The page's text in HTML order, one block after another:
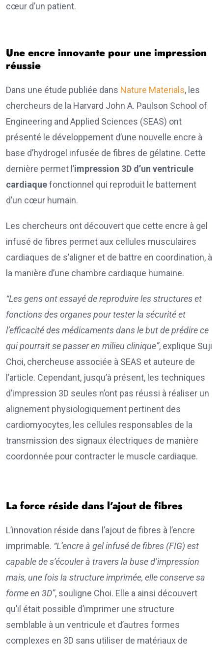
cœur d’un patient.
Une encre innovante pour une impression
réussie
Dans une étude publiée dans Nature Materials, les
chercheurs de la Harvard John A. Paulson School of
Engineering and Applied Sciences (SEAS) ont
présenté le développement d’une nouvelle encre à
base d’hydrogel infusée de fibres de gélatine. Cette
dernière permet l’impression 3D d’un ventricule
cardiaquefonctionnel qui reproduit le battement
d’un cœur humain.
Les chercheurs ont découvert que cette encre à gel
infusé de fibres permet aux cellules musculaires
cardiaques de s’aligner et de battre en coordination, à
la manière d’une chambre cardiaque humaine.
“Les gens ont essayé de reproduire les structures et
fonctions des organes pour tester la sécurité et
l’efficacité des médicaments dans le but de prédire ce
qui pourrait se passer en milieu clinique”, explique Suji
Choi, chercheuse associée à SEAS et auteure de
l’article. Cependant, jusqu’à présent, les techniques
d’impression 3D seules n’ont pas réussi à réaliser un
alignement physiologiquement pertinent des
cardiomyocytes, les cellules responsables de la
transmission des signaux électriques de manière
coordonnée pour contracter le muscle cardiaque.
La force réside dans l’ajout de fibres
L’innovation réside dans l’ajout de fibres à l’encre
imprimable. “L’encre à gel infusé de fibres (FIG) est
capable de s’écouler à travers la buse d’impression
mais, une fois la structure imprimée, elle conserve sa
forme en 3D”, souligne Choi. Elle a ainsi découvert
qu’il était possible d’imprimer une structure
semblable à un ventricule et d’autres formes
complexes en 3D sans utiliser de matériaux de